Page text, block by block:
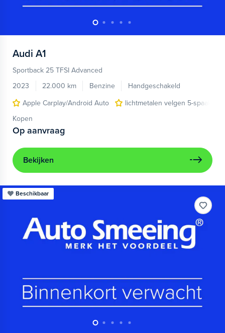
Audi A1
Sportback 25 TFSI Advanced
2023
22.000 km Benzine
Handgeschakeld
Apple Carplay/Android Auto
lichtmetalen velgen 5-spaaks
Kopen
Op aanvraag
Bekijken
Beschikbaar